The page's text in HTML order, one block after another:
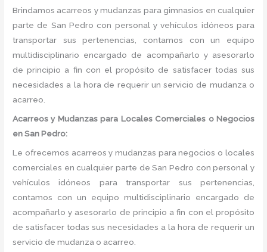
Brindamos acarreos y mudanzas para gimnasios en cualquier
parte de San Pedro con personal y vehículos idóneos para
transportar sus pertenencias, contamos con un equipo
multidisciplinario encargado de acompañarlo y asesorarlo
de principio a fin con el propósito de satisfacer todas sus
necesidades a la hora de requerir un servicio de mudanza o
acarreo.
Acarreos y Mudanzas para Locales Comerciales o Negocios
en San Pedro:
Le ofrecemos acarreos y mudanzas para negocios o locales
comerciales en cualquier parte de San Pedro con personal y
vehículos idóneos para transportar sus pertenencias,
contamos con un equipo multidisciplinario encargado de
acompañarlo y asesorarlo de principio a fin con el propósito
de satisfacer todas sus necesidades a la hora de requerir un
servicio de mudanza o acarreo.